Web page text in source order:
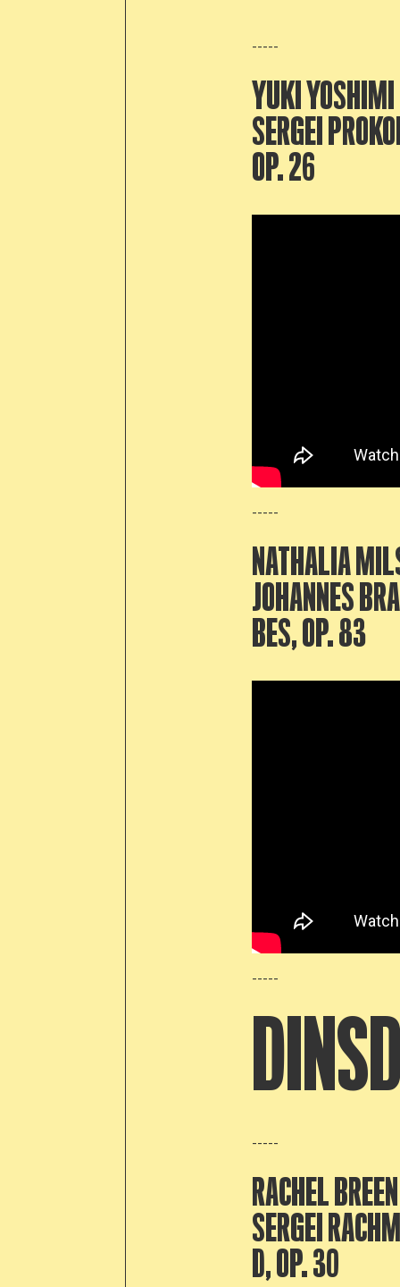
-----
YUKI YOSHIMI
SERGEI
OP. 26
-----
NATHALIA
JOHANNES
BES, OP. 83
-----
-----
RACHEL BREEN
SERGEI
D, OP. 30